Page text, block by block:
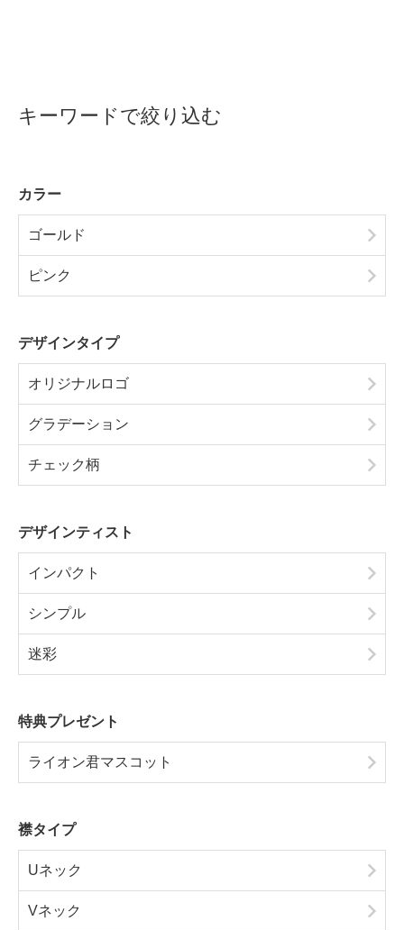
キーワードで絞り込む
カラー
ゴールド
ピンク
デザインタイプ
オリジナルロゴ
グラデーション
チェック柄
デザインティスト
インパクト
シンプル
迷彩
特典プレゼント
ライオン君マスコット
襟タイプ
Uネック
Vネック